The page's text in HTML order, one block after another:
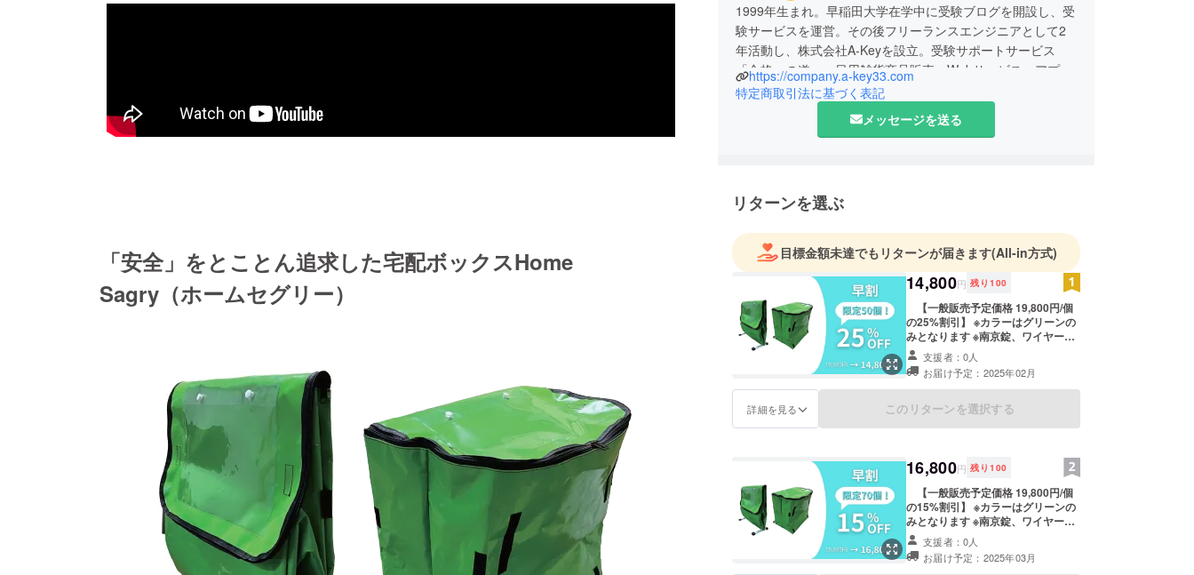
「安全」をとことん追求した宅配ボックスHome
Sagry（ホームセグリー）
1999年生まれ。早稲田大学在学中に受験ブログを開設し、受
験サービスを運営。その後フリーランスエンジニアとして2
年活動し、株式会社A-Keyを設立。受験サポートサービス
「合格への道」、日用雑貨商品販売、Webサービス・アプリ
の開発を行っています。
https://company.a-key33.com
特定商取引法に基づく表記
メッセージを送る
リターンを選ぶ
目標金額未達でもリターンが届きます(All-in方式)
14,800円 残り 100
【一般販売予定価格 19,800円/個
の25%割引】 ※カラーはグリーンの
みとなります ※南京錠、ワイヤー、
スタンドは付属しております。 ※量
産効率が向上した場合、正規販売価
格が販売予定価格より下がる可能性
もございます。 ※デザイン・仕様は
変更になる可能性もございます。ご
ります。 ※適格請求書発行事業者登
録番号：なし インボイス（適格請求
書）：対応不可
支援者：0人
お届け予定：2025年02月
詳細を見る このリターンを選択する
16,800円 残り 100
【一般販売予定価格 19,800円/個
の15%割引】 ※カラーはグリーンの
みとなります ※南京錠、ワイヤー、
スタンドは付属しております。 ※量
産効率が向上した場合、正規販売価
格が販売予定価格より下がる可能性
支援者：0人
お届け予定：2025年03月